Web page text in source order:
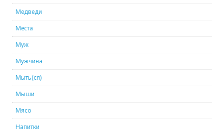
Медведи
Места
Муж
Мужчина
Мыть(ся)
Мыши
Мясо
Напитки